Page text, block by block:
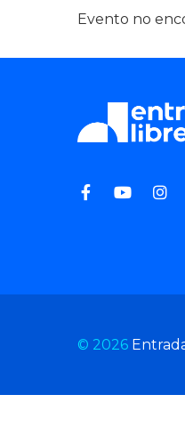
Evento no
© 2026